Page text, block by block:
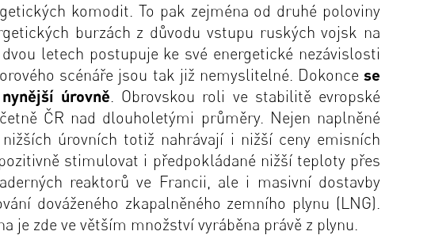
komodit. To pak zejména od druhé poloviny
burzách z důvodu vstupu ruských vojsk na
letech postupuje ke své energetické nezávislosti
scénáře jsou tak již nemyslitelné. Dokonce se
úrovně. Obrovskou roli ve stabilitě evropské
ČR nad dlouholetými průměry. Nejen naplněné
úrovních totiž nahrávají i nižší ceny emisních
stimulovat i předpokládané nižší teploty přes
reaktorů ve Francii, ale i masivní dostavby
dováženého zkapalněného zemního plynu (LNG).
je zde ve větším množství vyráběna právě z plynu.